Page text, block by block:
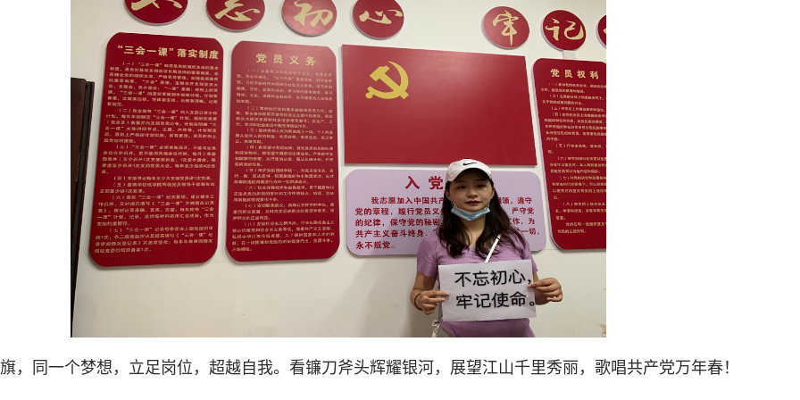
，同一个梦想，立足岗位，超越自我。看镰刀斧头辉耀银河，展望江山千里秀丽，歌唱共产党万年春！